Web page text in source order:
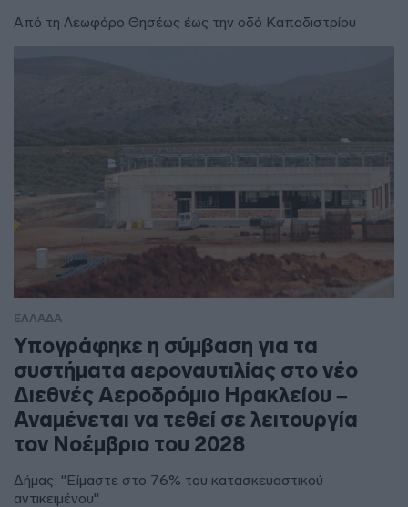
Από τη Λεωφόρο Θησέως έως την οδό Καποδιστρίου
ΕΛΛΑΔΑ
Υπογράφηκε η σύμβαση για τα
συστήματα αεροναυτιλίας στο νέο
Διεθνές Αεροδρόμιο Ηρακλείου –
Αναμένεται να τεθεί σε λειτουργία
τον Νοέμβριο του 2028
Δήμας: "Είμαστε στο 76% του κατασκευαστικού
αντικειμένου"